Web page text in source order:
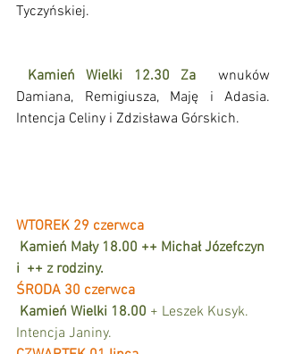
Tyczyńskiej.
Kamień Wielki 12.30 Za
wnuków
Damiana, Remigiusza, Maję i Adasia.
Intencja Celiny i Zdzisława Górskich.
WTOREK 29 czerwca
Kamień Mały 18.00 ++ Michał Józefczyn
i  ++ z rodziny.
ŚRODA 30 czerwca
Kamień Wielki 18.00 + Leszek Kusyk.
Intencja Janiny.